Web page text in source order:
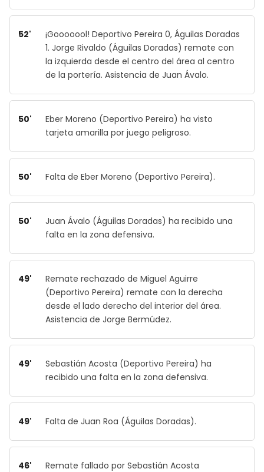
52'
¡Gooooool! Deportivo Pereira 0, Águilas Doradas
1. Jorge Rivaldo (Águilas Doradas) remate con
la izquierda desde el centro del área al centro
de la portería. Asistencia de Juan Ávalo.
50'
Eber Moreno (Deportivo Pereira) ha visto
tarjeta amarilla por juego peligroso.
50' Falta de Eber Moreno (Deportivo Pereira).
50'
Juan Ávalo (Águilas Doradas) ha recibido una
falta en la zona defensiva.
49'
Remate rechazado de Miguel Aguirre
(Deportivo Pereira) remate con la derecha
desde el lado derecho del interior del área.
Asistencia de Jorge Bermúdez.
49'
Sebastián Acosta (Deportivo Pereira) ha
recibido una falta en la zona defensiva.
49' Falta de Juan Roa (Águilas Doradas).
46'
Remate fallado por Sebastián Acosta